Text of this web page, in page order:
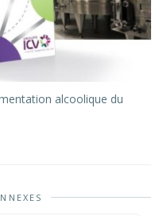
alcoolique du